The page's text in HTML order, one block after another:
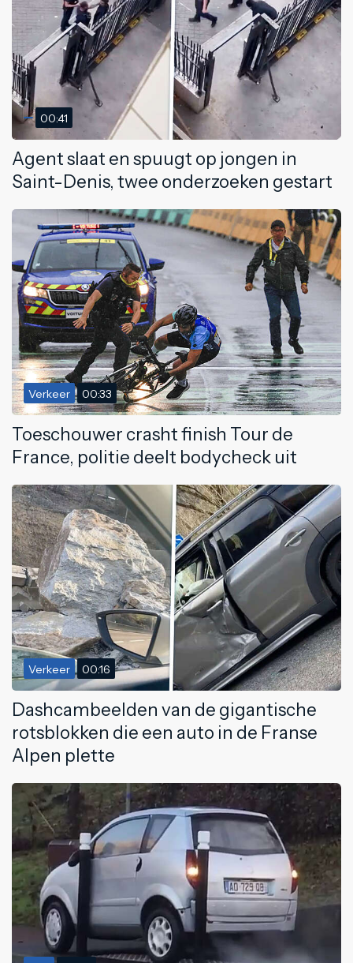
00:41
Agent slaat en spuugt op jongen in
Saint-Denis, twee onderzoeken gestart
Verkeer 00:33
Toeschouwer crasht finish Tour de
France, politie deelt bodycheck uit
Verkeer 00:16
Dashcambeelden van de gigantische
rotsblokken die een auto in de Franse
Alpen plette